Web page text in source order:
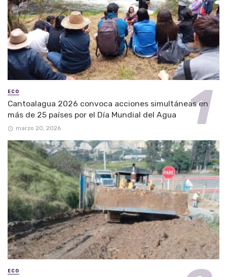
ECO
Cantoalagua 2026 convoca acciones simultáneas en
más de 25 países por el Día Mundial del Agua
marzo 20, 2026
ECO